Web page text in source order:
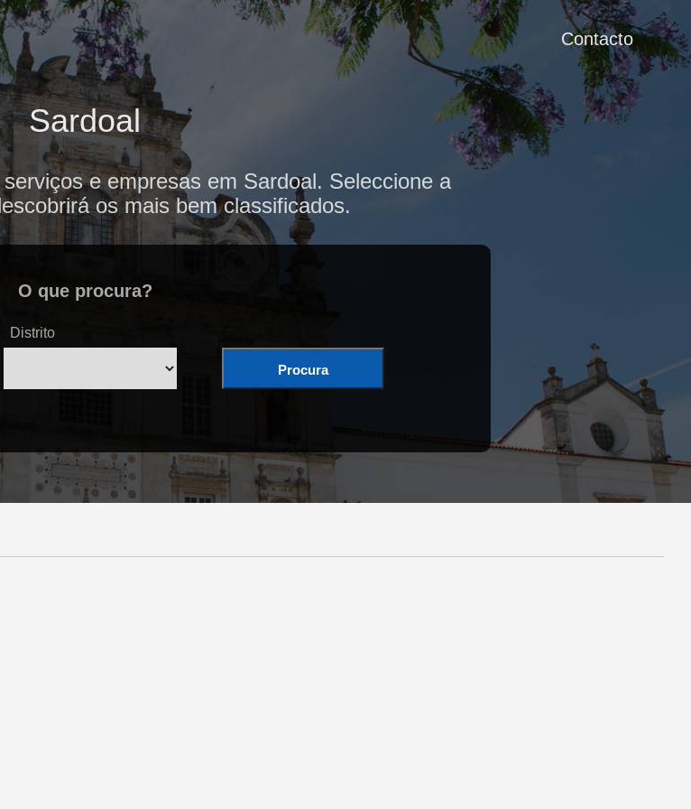
Contacto
Sardoal
e empresas em Sardoal. Seleccione a
os mais bem classificados.
O que procura?
Distrito
Procura